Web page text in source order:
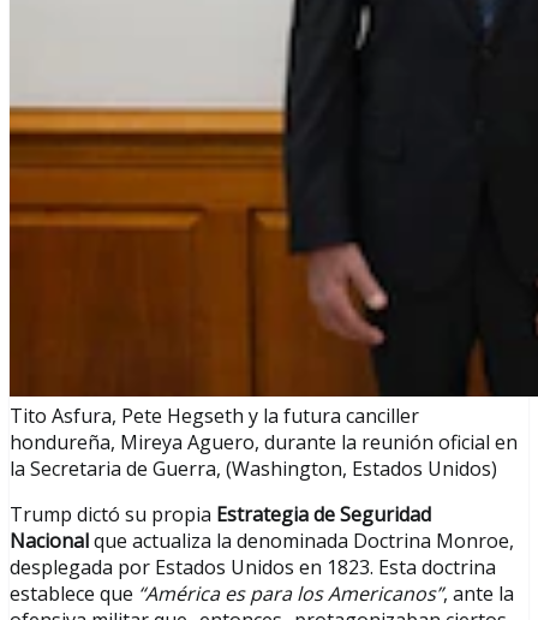
Tito Asfura, Pete Hegseth y la futura canciller
hondureña, Mireya Aguero, durante la reunión oficial en
la Secretaria de Guerra, (Washington, Estados Unidos)
Trump dictó su propia Estrategia de Seguridad
Nacionalque actualiza la denominada Doctrina Monroe,
desplegada por Estados Unidos en 1823. Esta doctrina
establece que “América es para los Americanos”, ante la